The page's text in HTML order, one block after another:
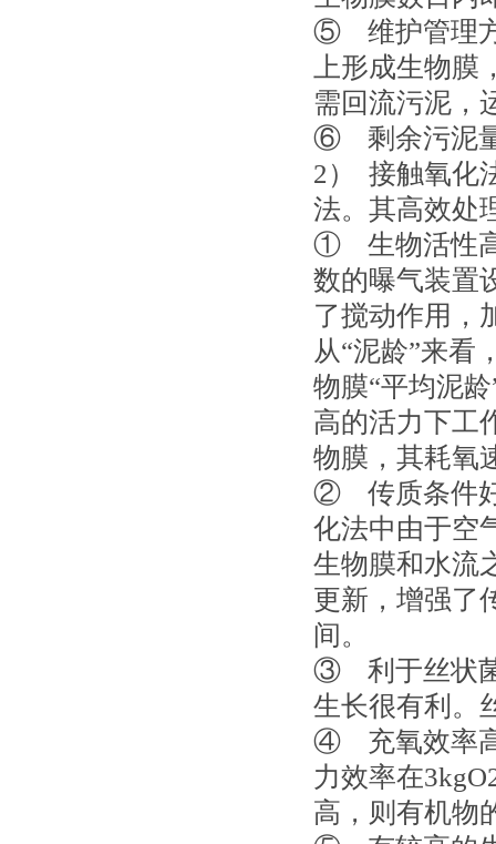
⑤ 维护管理方
上形成生物
需回流污泥，
⑥ 剩余污泥
2） 接触氧化
法。其高效处
① 生物活性高
数的曝气装置
了搅动作用，
从“泥龄”来看
物膜“平均泥
高的活力下工
物膜，其耗氧
② 传质条件好
化法中由于空
生物膜和水流
更新，增强了
间。
③ 利于丝状菌
生长很有利。
④ 充氧效率高
力效率在
高，则有机物